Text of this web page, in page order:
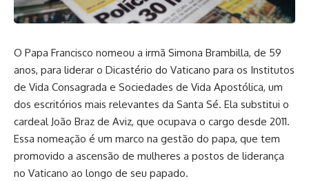
O Papa Francisco nomeou a irmã Simona Brambilla, de 59
anos, para liderar o Dicastério do Vaticano para os Institutos
de Vida Consagrada e Sociedades de Vida Apostólica, um
dos escritórios mais relevantes da Santa Sé. Ela substitui o
cardeal João Braz de Aviz, que ocupava o cargo desde 2011.
Essa nomeação é um marco na gestão do papa, que tem
promovido a ascensão de mulheres a postos de liderança
no Vaticano ao longo de seu papado.